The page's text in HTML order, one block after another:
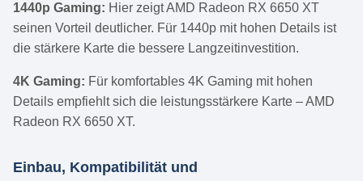
1440p Gaming: Hier zeigt AMD Radeon RX 6650 XT
seinen Vorteil deutlicher. Für 1440p mit hohen Details ist
die stärkere Karte die bessere Langzeitinvestition.
4K Gaming: Für komfortables 4K Gaming mit hohen
Details empfiehlt sich die leistungsstärkere Karte – AMD
Radeon RX 6650 XT.
Einbau, Kompatibilität und